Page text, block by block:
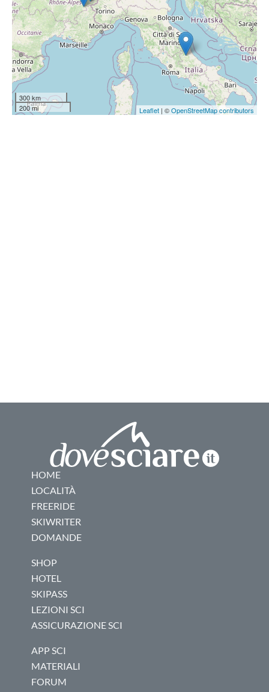
300 km
200 mi
Leaflet | ©OpenStreetMap contributors
HOME
LOCALITÀ
FREERIDE
SKIWRITER
DOMANDE
SHOP
HOTEL
SKIPASS
LEZIONI SCI
ASSICURAZIONE SCI
APP SCI
MATERIALI
FORUM